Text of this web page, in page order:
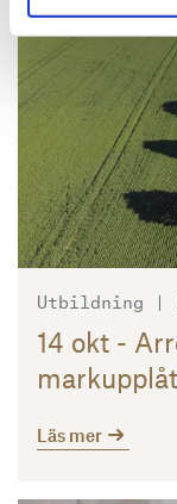
Utbildning |
14 okt -
Läs mer